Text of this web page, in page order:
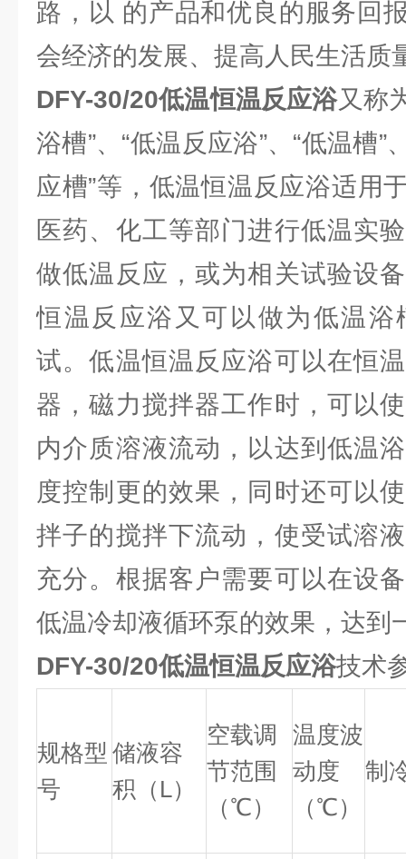
路，以 的产品和优良的服务回
会经济的发展、提高人民生活质
DFY-30/20低温恒温反应浴又称
浴槽”、“低温反应浴”、“低温槽”
应槽”等，低温恒温反应浴适用
医药、化工等部门进行低温实
做低温反应，或为相关试验设
恒温反应浴又可以做为低温浴
试。低温恒温反应浴可以在恒
器，磁力搅拌器工作时，可以
内介质溶液流动，以达到低温
度控制更的效果，同时还可以
拌子的搅拌下流动，使受试溶
充分。根据客户需要可以在设
低温冷却液循环泵的效果，达到
DFY-30/20低温恒温反应浴技术
规格型
号
储液容
积（L）
空载调
节范围
（℃）
温度波
动度
（℃）
制